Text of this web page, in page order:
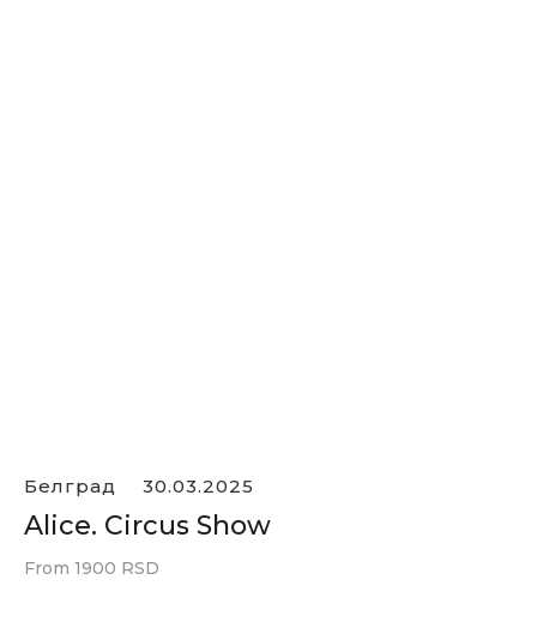
Белград 30.03.2025
Alice. Circus Show
From 1900 RSD